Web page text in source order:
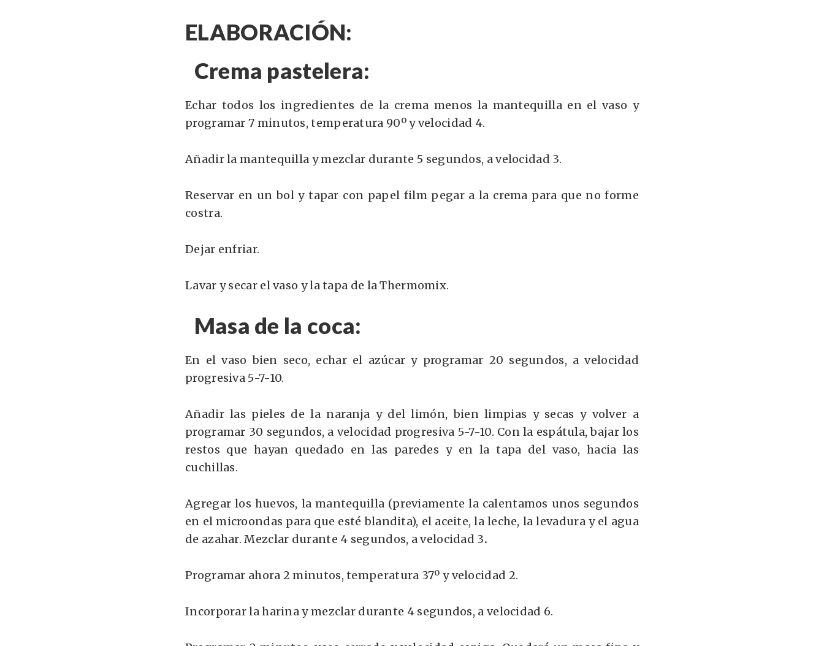
ELABORACIÓN:
Crema pastelera:
Echar todos los ingredientes de la crema menos la mantequilla en el vaso y
programar 7 minutos, temperatura 90º y velocidad 4.
Añadir la mantequilla y mezclar durante 5 segundos, a velocidad 3.
Reservar en un bol y tapar con papel film pegar a la crema para que no forme
costra.
Dejar enfriar.
Lavar y secar el vaso y la tapa de la Thermomix.
Masa de la coca:
En el vaso bien seco, echar el azúcar y programar 20 segundos, a velocidad
progresiva 5-7-10.
Añadir las pieles de la naranja y del limón, bien limpias y secas y volver a
programar 30 segundos, a velocidad progresiva 5-7-10. Con la espátula, bajar los
restos que hayan quedado en las paredes y en la tapa del vaso, hacia las
cuchillas.
Agregar los huevos, la mantequilla (previamente la calentamos unos segundos
en el microondas para que esté blandita), el aceite, la leche, la levadura y el agua
de azahar. Mezclar durante 4 segundos, a velocidad 3.
Programar ahora 2 minutos, temperatura 37º y velocidad 2.
Incorporar la harina y mezclar durante 4 segundos, a velocidad 6.